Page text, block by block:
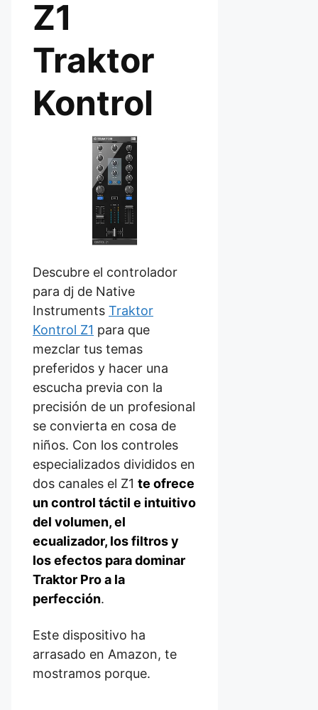
Z1
Traktor
Kontrol
Descubre el controlador
para dj de Native
Instruments Traktor
Kontrol Z1 para que
mezclar tus temas
preferidos y hacer una
escucha previa con la
precisión de un profesional
se convierta en cosa de
niños. Con los controles
especializados divididos en
dos canales el Z1 te ofrece
un control táctil e intuitivo
del volumen, el
ecualizador, los filtros y
los efectos para dominar
Traktor Pro a la
perfección.
Este dispositivo ha
arrasado en Amazon, te
mostramos porque.